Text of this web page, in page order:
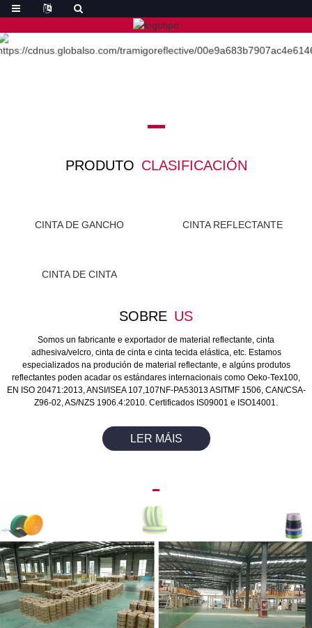
PRODUTO CLASIFICACIÓN
CINTA DE GANCHO CINTA REFLECTANTE
CINTA DE CINTA
SOBRE US
Somos un fabricante e exportador de material reflectante, cinta
adhesiva/velcro, cinta de cinta e cinta tecida elástica, etc. Estamos
especializados na produción de material reflectante, e algúns produtos
reflectantes poden acadar os estándares internacionais como Oeko-Tex100,
EN ISO 20471:2013, ANSI/ISEA 107,107NF-PA53013 ASITMF 1506, CAN/CSA-
Z96-02, AS/NZS 1906.4:2010. Certificados IS09001 e ISO14001.
LER MÁIS